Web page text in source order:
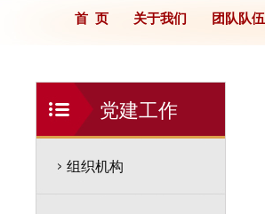
首 页 关于我们 团队队伍
党建工作
组织机构